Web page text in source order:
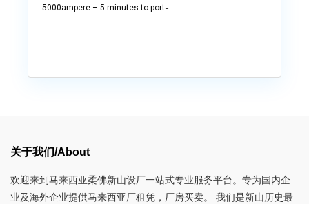
5000ampere – 5 minutes to port ̵...
关于我们/About
欢迎来到马来西亚柔佛新山设厂一站式专业服务平台。专为国内企
业及海外企业提供马来西亚厂租凭，厂房买卖。 我们是新山历史最